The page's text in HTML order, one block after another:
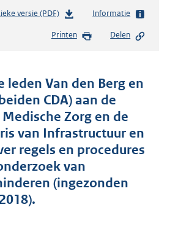
versie (PDF)b
s
d
s
g
r
o
t
t
Informatie
Printen Delen
leden Van den Berg en
CDA) aan de
Zorg en de
van Infrastructuur en
regels en procedures
van
(ingezonden